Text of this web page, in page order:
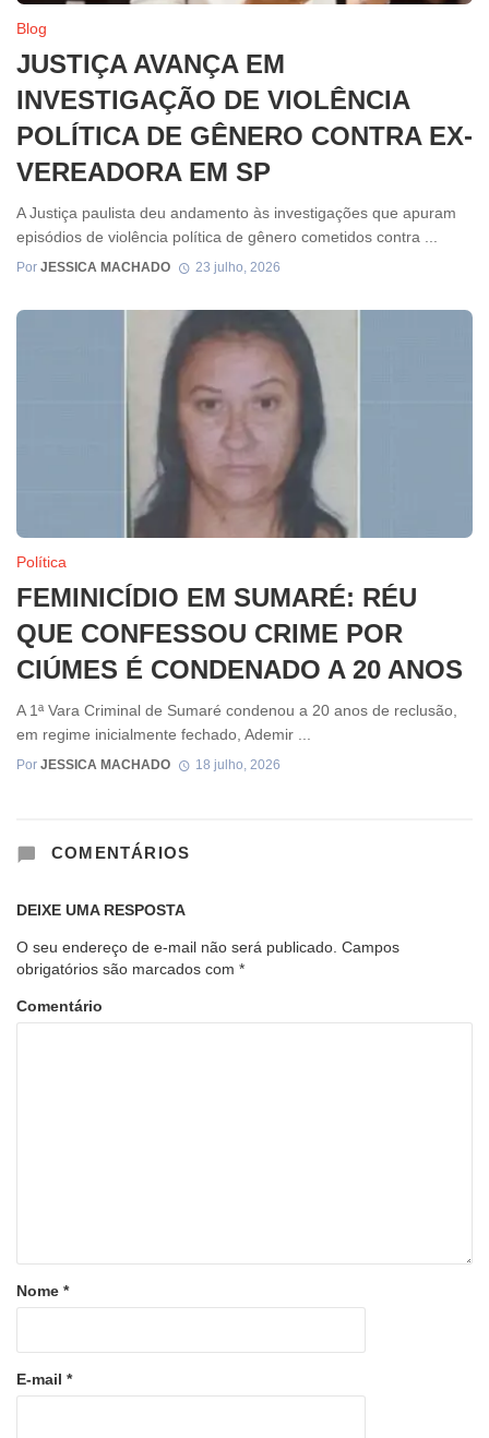
Blog
JUSTIÇA AVANÇA EM
INVESTIGAÇÃO DE VIOLÊNCIA
POLÍTICA DE GÊNERO CONTRA EX-
VEREADORA EM SP
A Justiça paulista deu andamento às investigações que apuram
episódios de violência política de gênero cometidos contra ...
Por JESSICA MACHADO 23 julho, 2026
Política
FEMINICÍDIO EM SUMARÉ: RÉU
QUE CONFESSOU CRIME POR
CIÚMES É CONDENADO A 20 ANOS
A 1ª Vara Criminal de Sumaré condenou a 20 anos de reclusão,
em regime inicialmente fechado, Ademir ...
Por JESSICA MACHADO 18 julho, 2026
COMENTÁRIOS
DEIXE UMA RESPOSTA
O seu endereço de e-mail não será publicado. Campos
obrigatórios são marcados com *
Comentário
Nome *
E-mail *